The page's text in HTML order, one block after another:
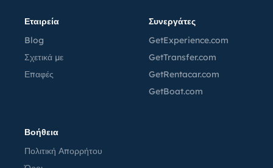
Εταιρεία
Blog
Σχετικά με
Επαφές
Συνεργάτες
GetExperience.com
GetTransfer.com
GetRentacar.com
GetBoat.com
Βοήθεια
Πολιτική Απορρήτου